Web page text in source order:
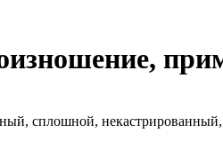
сплошной,